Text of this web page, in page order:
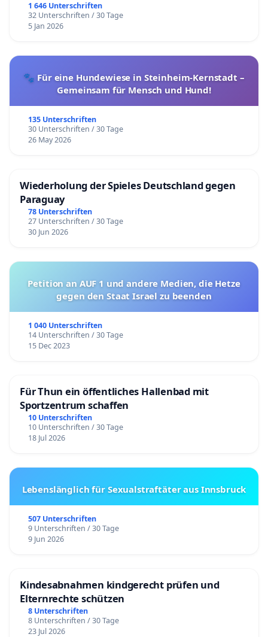
1 646 Unterschriften
32 Unterschriften / 30 Tage
5 Jan 2026
🐾 Für eine Hundewiese in Steinheim-Kernstadt –
Gemeinsam für Mensch und Hund!
135 Unterschriften
30 Unterschriften / 30 Tage
26 May 2026
Wiederholung der Spieles Deutschland gegen
Paraguay
78 Unterschriften
27 Unterschriften / 30 Tage
30 Jun 2026
Petition an AUF 1 und andere Medien, die Hetze
gegen den Staat Israel zu beenden
1 040 Unterschriften
14 Unterschriften / 30 Tage
15 Dec 2023
Für Thun ein öffentliches Hallenbad mit
Sportzentrum schaffen
10 Unterschriften
10 Unterschriften / 30 Tage
18 Jul 2026
Lebenslänglich für Sexualstraftäter aus Innsbruck
507 Unterschriften
9 Unterschriften / 30 Tage
9 Jun 2026
Kindesabnahmen kindgerecht prüfen und
Elternrechte schützen
8 Unterschriften
8 Unterschriften / 30 Tage
23 Jul 2026